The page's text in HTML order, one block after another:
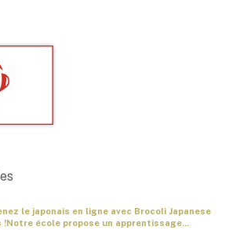
le japonais en ligne avec Brocoli Japanese
!Notre école propose un apprentissage...